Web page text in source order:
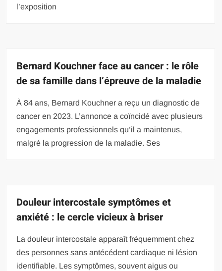
l’exposition
Bernard Kouchner face au cancer : le rôle
de sa famille dans l’épreuve de la maladie
À 84 ans, Bernard Kouchner a reçu un diagnostic de
cancer en 2023. L’annonce a coïncidé avec plusieurs
engagements professionnels qu’il a maintenus,
malgré la progression de la maladie. Ses
Douleur intercostale symptômes et
anxiété : le cercle vicieux à briser
La douleur intercostale apparaît fréquemment chez
des personnes sans antécédent cardiaque ni lésion
identifiable. Les symptômes, souvent aigus ou